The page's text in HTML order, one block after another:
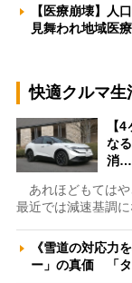
【医療崩壊】人
見舞われ地域医
快適クルマ生
【
な
消…
あれほどもてはや
最近では減速基調
《雪道の対応力
ー」の真価 「